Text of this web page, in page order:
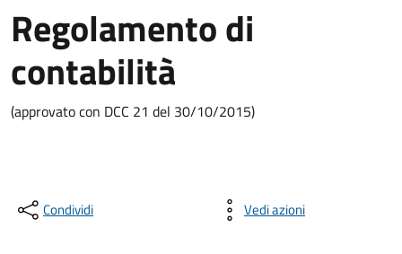
Regolamento di
contabilità
(approvato con DCC 21 del 30/10/2015)
Condividi Vedi azioni